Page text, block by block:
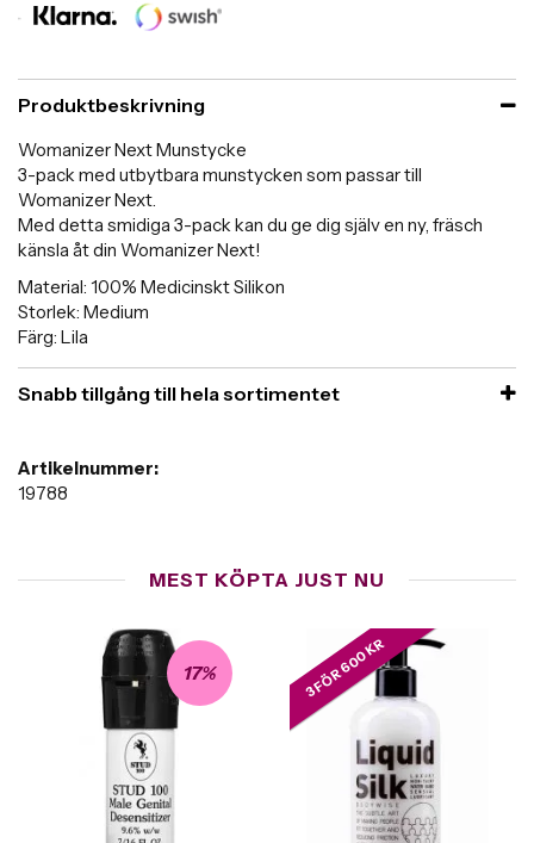
Produktbeskrivning
Womanizer Next Munstycke
3-pack med utbytbara munstycken som passar till
Womanizer Next.
Med detta smidiga 3-pack kan du ge dig själv en ny, fräsch
känsla åt din Womanizer Next!
Material: 100% Medicinskt Silikon
Storlek: Medium
Färg: Lila
Snabb tillgång till hela sortimentet
Artikelnummer:
19788
MEST KÖPTA JUST NU
17% 3 FÖR 600 KR